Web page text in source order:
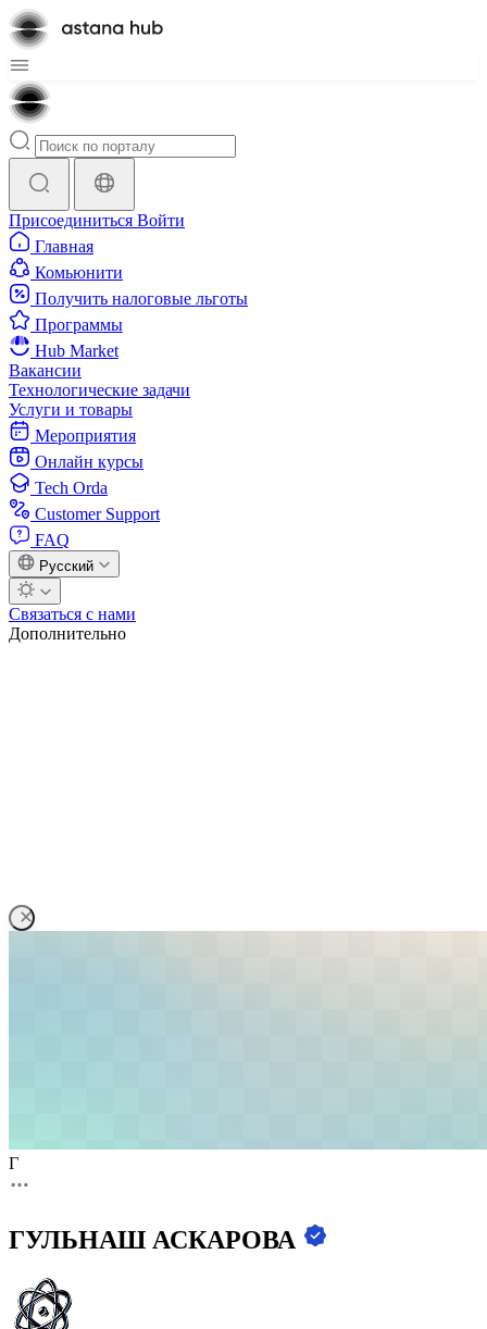
Присоединиться Войти
Главная
Комьюнити
Получить налоговые льготы
Программы
Hub Market
Вакансии
Технологические задачи
Услуги и товары
Мероприятия
Онлайн курсы
Tech Orda
Customer Support
FAQ
Русский
Связаться с нами
Дополнительно
Г
ГУЛЬНАШ АСКАРОВА